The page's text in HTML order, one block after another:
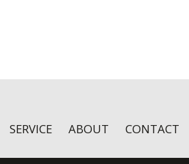
SERVICE ABOUT CONTACT